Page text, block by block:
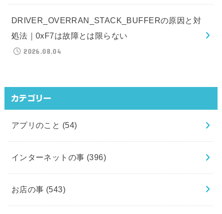
DRIVER_OVERRAN_STACK_BUFFERの原因と対
処法｜0xF7は故障とは限らない
2026.08.04
カテゴリー
アプリのこと (54)
インターネットの事 (396)
お店の事 (543)